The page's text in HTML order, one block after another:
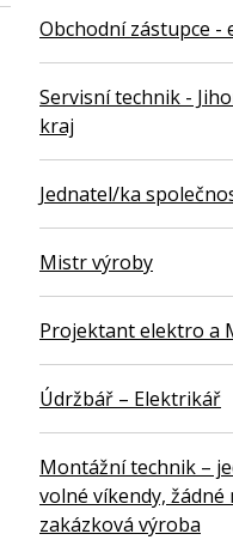
Obchodní zástupce -
Servisní technik -
kraj
Jednatel/ka
Mistr výroby
Projektant elektro a
Údržbář – Elektrikář
Montážní technik –
volné víkendy, žádné
zakázková výroba